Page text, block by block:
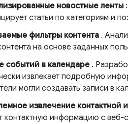
новостные ленты
статьи по категориям и
фильтры контента .
на основе заданных
событий в календаре .
извлекает подробную
могли создавать записи в
извлечение контактной
контактную информацию с веб-